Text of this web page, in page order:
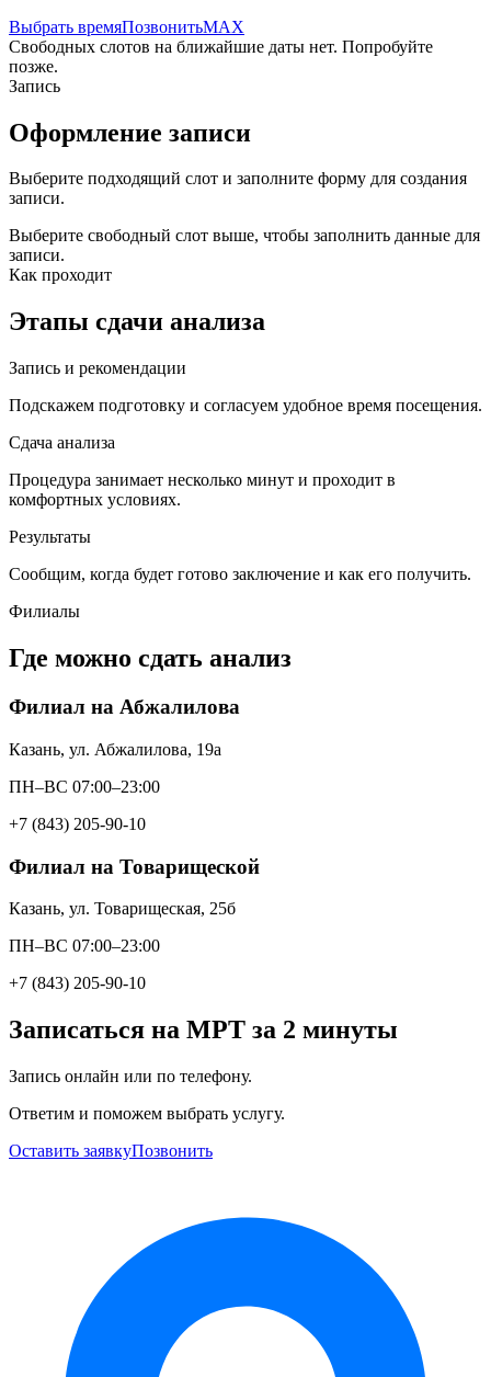
Выбрать времяПозвонитьMAX
Свободных слотов на ближайшие даты нет. Попробуйте
позже.
Запись
Оформление записи
Выберите подходящий слот и заполните форму для создания
записи.
Выберите свободный слот выше, чтобы заполнить данные для
записи.
Как проходит
Этапы сдачи анализа
Запись и рекомендации
Подскажем подготовку и согласуем удобное время посещения.
Сдача анализа
Процедура занимает несколько минут и проходит в
комфортных условиях.
Результаты
Сообщим, когда будет готово заключение и как его получить.
Филиалы
Где можно сдать анализ
Филиал на Абжалилова
Казань, ул. Абжалилова, 19а
ПН–ВС 07:00–23:00
+7 (843) 205-90-10
Филиал на Товарищеской
Казань, ул. Товарищеская, 25б
ПН–ВС 07:00–23:00
+7 (843) 205-90-10
Записаться на МРТ за 2 минуты
Запись онлайн или по телефону.
Ответим и поможем выбрать услугу.
Оставить заявкуПозвонить